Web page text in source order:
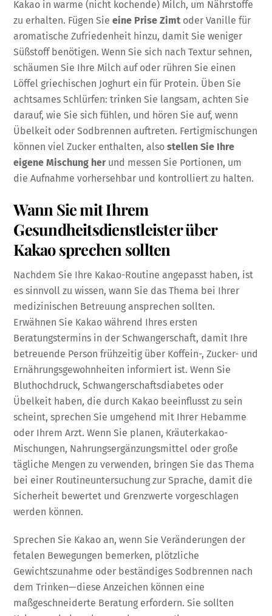
Kakao in warme (nicht kochende) Milch, um Nährstoffe
zu erhalten. Fügen Sieeine Prise Zimt oder Vanille für
aromatische Zufriedenheit hinzu, damit Sie weniger
Süßstoff benötigen. Wenn Sie sich nach Textur sehnen,
schäumen Sie Ihre Milch auf oder rühren Sie einen
Löffel griechischen Joghurt ein für Protein. Üben Sie
achtsames Schlürfen: trinken Sie langsam, achten Sie
darauf, wie Sie sich fühlen, und hören Sie auf, wenn
Übelkeit oder Sodbrennen auftreten. Fertigmischungen
können viel Zucker enthalten, alsostellen Sie Ihre
eigene Mischung herund messen Sie Portionen, um
die Aufnahme vorhersehbar und kontrolliert zu halten.
Wann Sie mit Ihrem
Gesundheitsdienstleister über
Kakao sprechen sollten
Nachdem Sie Ihre Kakao-Routine angepasst haben, ist
es sinnvoll zu wissen, wann Sie das Thema bei Ihrer
medizinischen Betreuung ansprechen sollten.
Erwähnen Sie Kakao während Ihres ersten
Beratungstermins in der Schwangerschaft, damit Ihre
betreuende Person frühzeitig über Koffein-, Zucker- und
Ernährungsgewohnheiten informiert ist. Wenn Sie
Bluthochdruck, Schwangerschaftsdiabetes oder
Übelkeit haben, die durch Kakao beeinflusst zu sein
scheint, sprechen Sie umgehend mit Ihrer Hebamme
oder Ihrem Arzt. Wenn Sie planen, Kräuterkakao-
Mischungen, Nahrungsergänzungsmittel oder große
tägliche Mengen zu verwenden, bringen Sie das Thema
bei einer Routineuntersuchung zur Sprache, damit die
Sicherheit bewertet und Grenzwerte vorgeschlagen
werden können.
Sprechen Sie Kakao an, wenn Sie Veränderungen der
fetalen Bewegungen bemerken, plötzliche
Gewichtszunahme oder beständiges Sodbrennen nach
dem Trinken—diese Anzeichen können eine
maßgeschneiderte Beratung erfordern. Sie sollten